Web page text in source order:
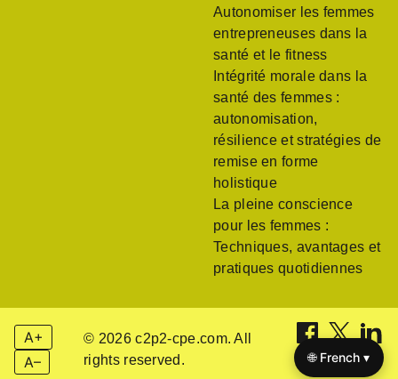
Autonomiser les femmes
entrepreneuses dans la
santé et le fitness
Intégrité morale dans la
santé des femmes :
autonomisation,
résilience et stratégies de
remise en forme
holistique
La pleine conscience
pour les femmes :
Techniques, avantages et
pratiques quotidiennes
A+
A–
© 2026 c2p2-cpe.com. All
rights reserved.
🌐 French ▾